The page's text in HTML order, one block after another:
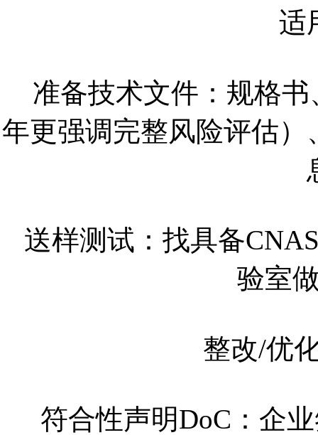
适
准备技术文件：规格
年更强调完整风险评估
送样测试：找具备
验室
整改/优
符合性声明DoC：企